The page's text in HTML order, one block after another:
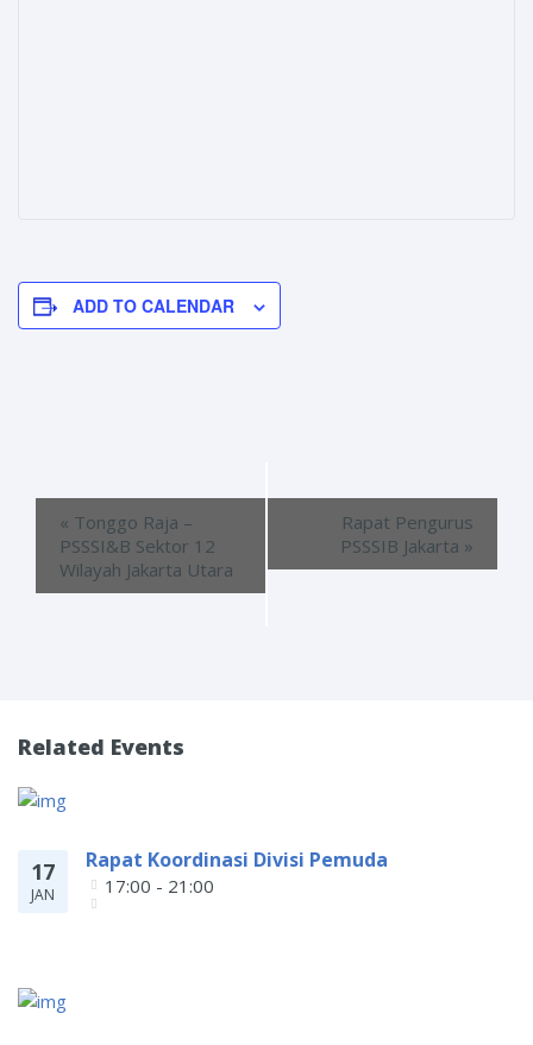
ADD TO CALENDAR
« Tonggo Raja –
PSSSI&B Sektor 12
Wilayah Jakarta Utara
Rapat Pengurus
PSSSIB Jakarta »
Related Events
17
JAN
Rapat Koordinasi Divisi Pemuda
17:00 - 21:00